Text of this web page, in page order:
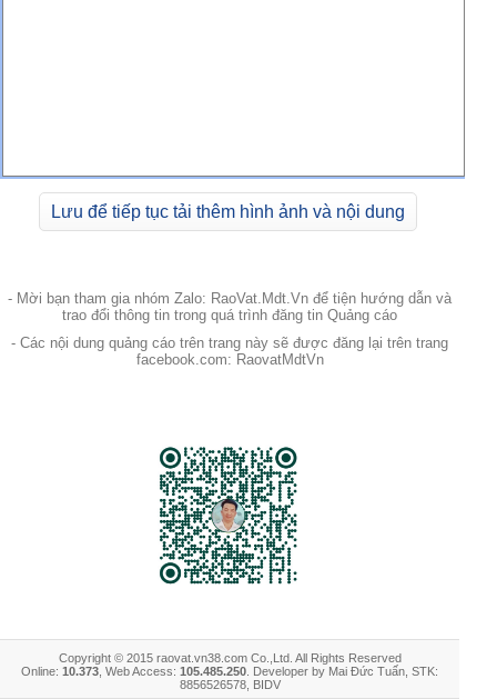
Lưu để tiếp tục tải thêm hình ảnh và nội dung
- Mời bạn tham gia nhóm Zalo: RaoVat.Mdt.Vn để tiện hướng dẫn và
trao đổi thông tin trong quá trình đăng tin Quảng cáo
- Các nội dung quảng cáo trên trang này sẽ được đăng lại trên trang
facebook.com: RaovatMdtVn
Copyright © 2015 raovat.vn38.com Co.,Ltd. All Rights Reserved
Online: 10.373 , Web Access: 105.485.250 . Developer by Mai Đức Tuấn, STK:
8856526578, BIDV